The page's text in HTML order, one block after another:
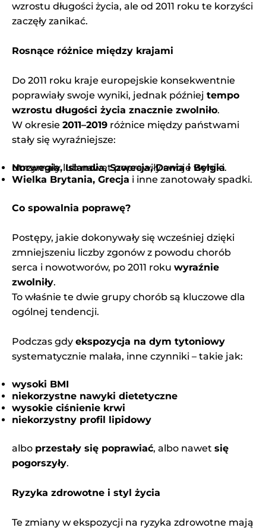
wzrostu długości życia, ale od 2011 roku te korzyści
zaczęły zanikać.
Rosnące różnice między krajami
Do 2011 roku kraje europejskie konsekwentnie
poprawiały swoje wyniki, jednak później tempo
wzrostu długości życia znacznie zwolniło.
W okresie 2011–2019 różnice między państwami
stały się wyraźniejsze:
Norwegia, Islandia, Szwecja, Dania i Belgia
utrzymały lub nawet poprawiły swoje wyniki.
Wielka Brytania, Grecja i inne zanotowały spadki.
Co spowalnia poprawę?
Postępy, jakie dokonywały się wcześniej dzięki
zmniejszeniu liczby zgonów z powodu chorób
serca i nowotworów, po 2011 roku wyraźnie
zwolniły.
To właśnie te dwie grupy chorób są kluczowe dla
ogólnej tendencji.
Podczas gdy ekspozycja na dym tytoniowy
systematycznie malała, inne czynniki – takie jak:
wysoki BMI
niekorzystne nawyki dietetyczne
wysokie ciśnienie krwi
niekorzystny profil lipidowy
albo przestały się poprawiać, albo nawet się
pogorszyły.
Ryzyka zdrowotne i styl życia
Te zmiany w ekspozycji na ryzyka zdrowotne mają